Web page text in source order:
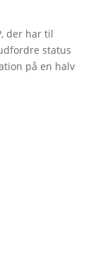
der har til
status
på en halv